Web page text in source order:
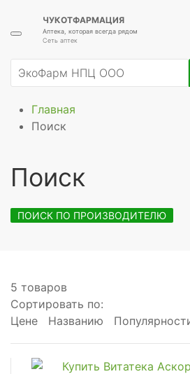
ЧУКОТФАРМАЦИЯ
Аптека, которая всегда рядом
Сеть аптек
Главная
Поиск
Поиск
ПОИСК ПО ПРОИЗВОДИТЕЛЮ
5 товаров
Сортировать по:
Цене
Названию